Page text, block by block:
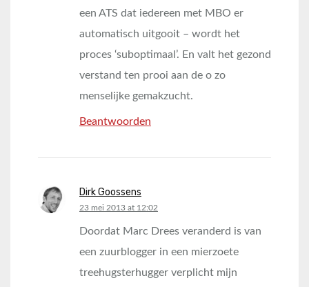
een ATS dat iedereen met MBO er
automatisch uitgooit – wordt het
proces ‘suboptimaal’. En valt het gezond
verstand ten prooi aan de o zo
menselijke gemakzucht.
Beantwoorden
Dirk Goossens
says:
23 mei 2013 at 12:02
Doordat Marc Drees veranderd is van
een zuurblogger in een mierzoete
treehugsterhugger verplicht mijn